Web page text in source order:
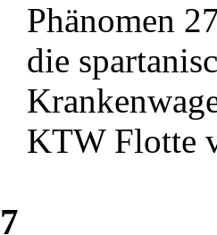
Phänomen
die
KTW Flotte
7